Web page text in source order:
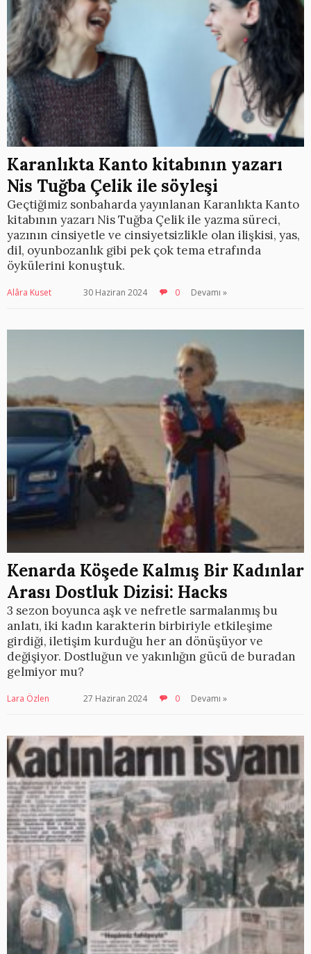
Karanlıkta Kanto kitabının yazarı
Nis Tuğba Çelik ile söyleşi
Geçtiğimiz sonbaharda yayınlanan Karanlıkta Kanto
kitabının yazarı Nis Tuğba Çelik ile yazma süreci,
yazının cinsiyetle ve cinsiyetsizlikle olan ilişkisi, yas,
dil, oyunbozanlık gibi pek çok tema etrafında
öykülerini konuştuk.
Alâra Kuset 30 Haziran 2024 0 Devamı »
Kenarda Köşede Kalmış Bir Kadınlar
Arası Dostluk Dizisi: Hacks
3 sezon boyunca aşk ve nefretle sarmalanmış bu
anlatı, iki kadın karakterin birbiriyle etkileşime
girdiği, iletişim kurduğu her an dönüşüyor ve
değişiyor. Dostluğun ve yakınlığın gücü de buradan
gelmiyor mu?
Lara Özlen 27 Haziran 2024 0 Devamı »